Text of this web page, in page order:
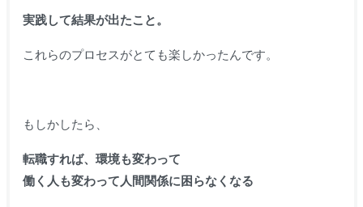
実践して結果が出たこと。
これらのプロセスがとても楽しかったんです。
もしかしたら、
転職すれば、環境も変わって
働く人も変わって人間関係に困らなくなる